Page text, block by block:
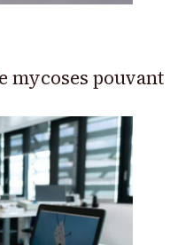
mycoses pouvant